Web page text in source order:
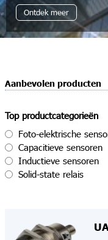
Ontdek meer
Aanbevolen producten
Top productcategorieën
Foto-elektrische
Capacitieve sensoren
Inductieve sensoren
Solid-state relais